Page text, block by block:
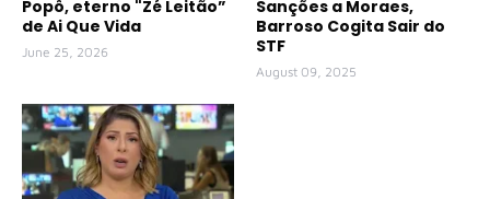
Popô, eterno "Zé Leitão”
de Ai Que Vida
June 25, 2026
Sanções a Moraes,
Barroso Cogita Sair do
STF
August 09, 2025